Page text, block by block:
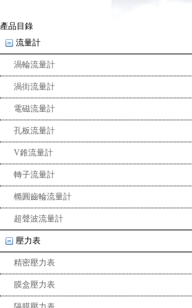
產品目錄
流量計
渦輪流量計
渦街流量計
電磁流量計
孔板流量計
V錐流量計
轉子流量計
橢圓齒輪流量計
超聲波流量計
壓力表
精密壓力表
膜盒壓力表